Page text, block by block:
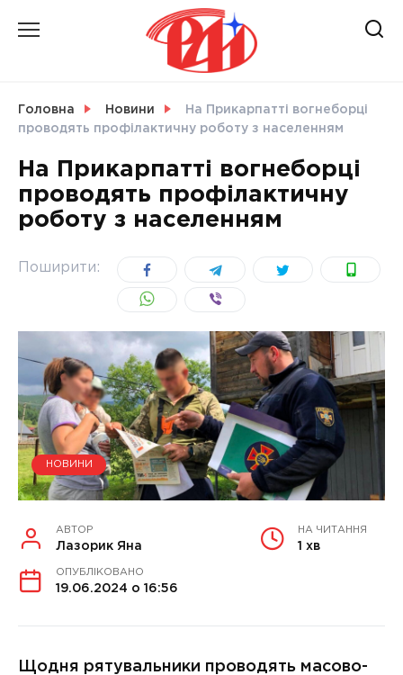
Головна Новини
На Прикарпатті вогнеборці
проводять профілактичну роботу з населенням
На Прикарпатті вогнеборці
проводять профілактичну
роботу з населенням
Поширити:
НОВИНИ
АВТОР
Лазорик Яна
НА ЧИТАННЯ
1 хв
ОПУБЛІКОВАНО
19.06.2024 о 16:56
Щодня рятувальники проводять масово-